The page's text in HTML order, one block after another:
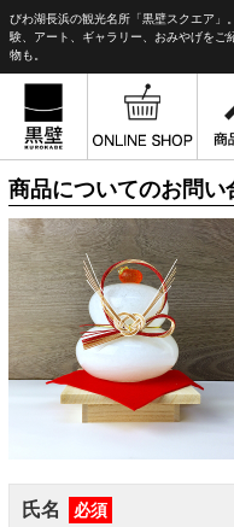
びわ湖長浜の観光名所「黒壁スクエア」
験、アート、ギャラリー、おみやげをご
物も。
商品についてのお問い
氏名 必須